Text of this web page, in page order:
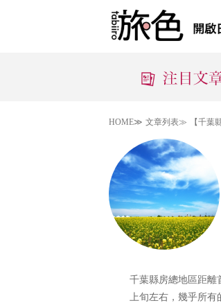
HOME≫ 文章列表≫ 【千葉
千葉縣房總地區距離
上旬左右，幾乎所